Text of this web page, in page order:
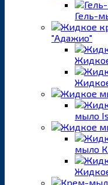
Гель-
"Адажио"
мыло
мыло